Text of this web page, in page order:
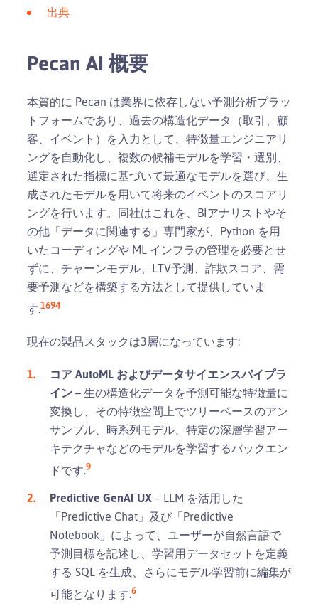
出典
Pecan AI 概要
本質的に Pecan は業界に依存しない予測分析プラッ
トフォームであり、過去の構造化データ（取引、顧
客、イベント）を入力として、特徴量エンジニアリ
ングを自動化し、複数の候補モデルを学習・選別、
選定された指標に基づいて最適なモデルを選び、生
成されたモデルを用いて将来のイベントのスコアリ
ングを行います。同社はこれを、BIアナリストやそ
の他「データに関連する」専門家が、Python を用
いたコーディングや ML インフラの管理を必要とせ
ずに、チャーンモデル、LTV予測、詐欺スコア、需
要予測などを構築する方法として提供していま
す.1694
現在の製品スタックは3層になっています:
コア AutoML およびデータサイエンスパイプラ
イン – 生の構造化データを予測可能な特徴量に
変換し、その特徴空間上でツリーベースのアン
サンブル、時系列モデル、特定の深層学習アー
キテクチャなどのモデルを学習するバックエン
ドです.9
Predictive GenAI UX – LLM を活用した
「Predictive Chat」及び「Predictive
Notebook」によって、ユーザーが自然言語で
予測目標を記述し、学習用データセットを定義
する SQL を生成、さらにモデル学習前に編集が
可能となります.6